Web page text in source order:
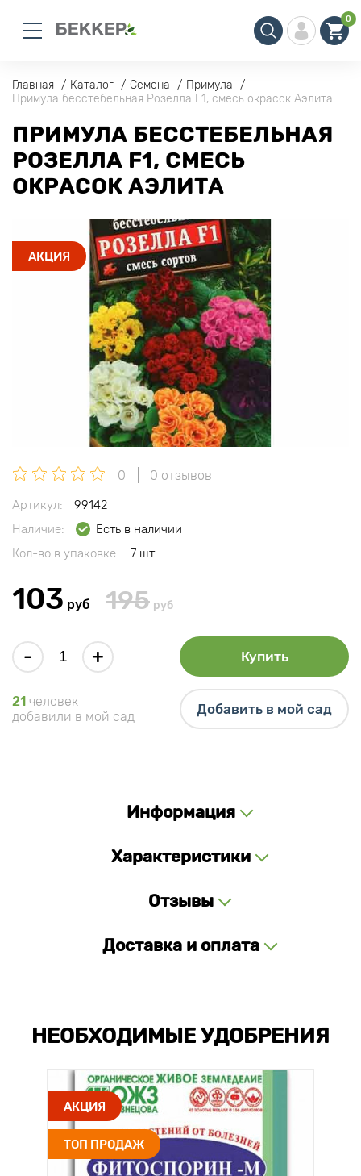
0
Главная Каталог Семена
Примула
Примула бесстебельная Розелла F1, смесь окрасок Аэлита
ПРИМУЛА БЕССТЕБЕЛЬНАЯ
РОЗЕЛЛА F1, СМЕСЬ
ОКРАСОК АЭЛИТА
АКЦИЯ
0 0 отзывов
Артикул:
99142
Наличие:
Есть в наличии
Кол-во в упаковке:
7 шт.
103 руб 195 руб
- + Купить
21 человек
добавили в мой сад
Добавить в мой сад
Информация
Характеристики
Отзывы
Доставка и оплата
НЕОБХОДИМЫЕ УДОБРЕНИЯ
АКЦИЯ
ТОП ПРОДАЖ